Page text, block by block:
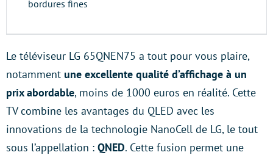
bordures fines
Le téléviseur LG 65QNEN75 a tout pour vous plaire,
notamment une excellente qualité d’affichage à un
prix abordable, moins de 1000 euros en réalité. Cette
TV combine les avantages du QLED avec les
innovations de la technologie NanoCell de LG, le tout
sous l’appellation : QNED. Cette fusion permet une